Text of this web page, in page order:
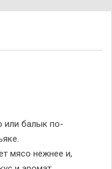
или балык по-
мясо нежнее и,